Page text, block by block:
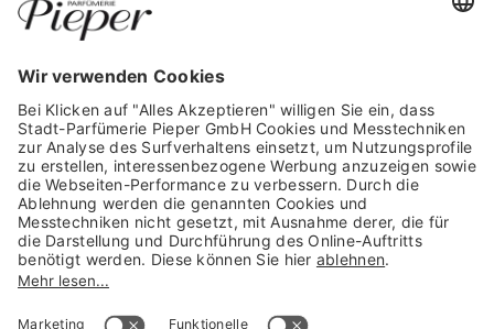
Trusted Shops Mitglied seit 2010